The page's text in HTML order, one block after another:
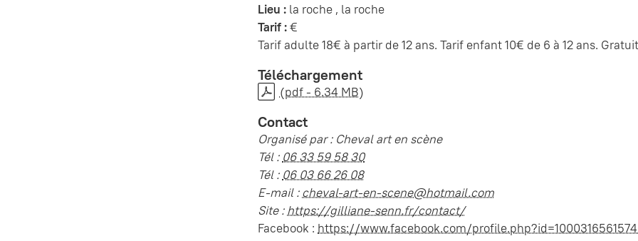
Lieu : la roche , la roche
Tarif :€
Tarif adulte 18€ à partir de 12 ans. Tarif enfant 10€ de 6 à 12 ans.
Téléchargement
(pdf - 6.34 MB)
Contact
Organisé par : Cheval art en scène
Tél : 06 33 59 58 30
Tél : 06 03 66 26 08
E-mail :cheval-art-en-scene@hotmail.com
Site :https://gilliane-senn.fr/contact/
Facebook : https://www.facebook.com/